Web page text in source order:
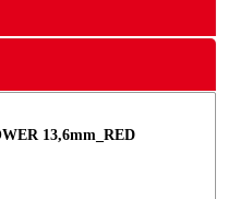
13,6mm_RED